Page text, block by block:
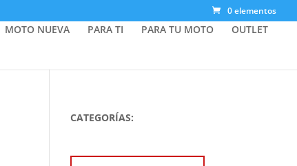
0 elementos
MOTO NUEVA PARA TI PARA TU MOTO OUTLET
CATEGORÍAS: